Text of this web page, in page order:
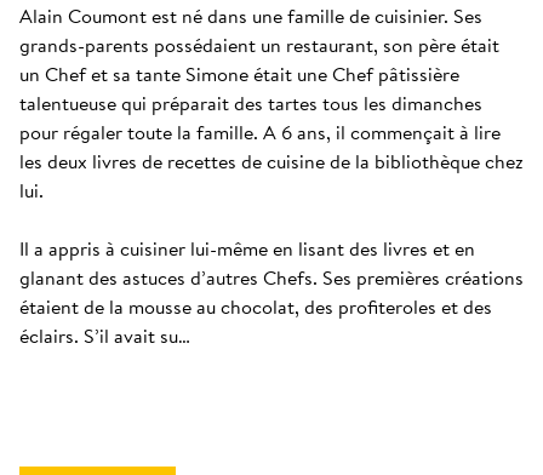
Alain Coumont est né dans une famille de cuisinier. Ses
grands-parents possédaient un restaurant, son père était
un Chef et sa tante Simone était une Chef pâtissière
talentueuse qui préparait des tartes tous les dimanches
pour régaler toute la famille. A 6 ans, il commençait à lire
les deux livres de recettes de cuisine de la bibliothèque chez
lui.
Il a appris à cuisiner lui-même en lisant des livres et en
glanant des astuces d’autres Chefs. Ses premières créations
étaient de la mousse au chocolat, des profiteroles et des
éclairs. S’il avait su…